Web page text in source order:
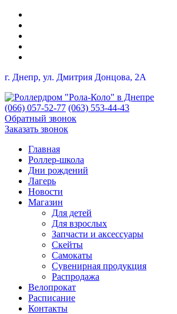
г. Днепр, ул. Дмитрия Донцова, 2A
(066) 057-52-77 (063) 553-44-43
Обратный звонок
Заказать звонок
Главная
Роллер-школа
Дни рождений
Лагерь
Новости
Магазин
Для детей
Для взрослых
Запчасти и аксессуары
Скейты
Самокаты
Сувенирная продукция
Распродажа
Велопрокат
Расписание
Контакты